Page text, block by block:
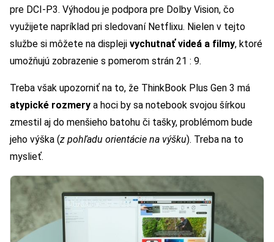
pre DCI-P3. Výhodou je podpora pre Dolby Vision, čo
využijete napríklad pri sledovaní Netflixu. Nielen v tejto
službe si môžete na displeji vychutnať videá a filmy, ktoré
umožňujú zobrazenie s pomerom strán 21 : 9.
Treba však upozorniť na to, že ThinkBook Plus Gen 3 má
atypické rozmery a hoci by sa notebook svojou šírkou
zmestil aj do menšieho batohu či tašky, problémom bude
jeho výška (z pohľadu orientácie na výšku). Treba na to
myslieť.